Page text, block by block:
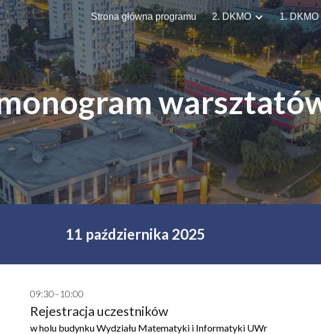
to main content Skip to navigation
Strona główna programu 2. DKMO 1. DKMO
11 października 2025
09:30–10:00
Rejestracja uczestników
wholu budynku Wydziału Matematyki i Informatyki UWr